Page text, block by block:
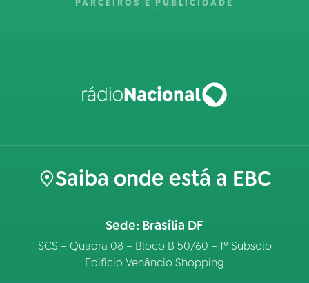
PARCEIROS E PUBLICIDADE
Saiba onde está a EBC
Sede: Brasília DF
SCS – Quadra 08 – Bloco B 50/60 – 1º Subsolo
Edifício Venâncio Shopping